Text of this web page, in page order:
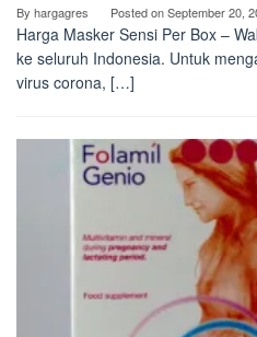
By hargagres Posted onSeptember 20,
Harga Masker Sensi Per Box –
ke seluruh Indonesia. Untuk
virus corona, […]